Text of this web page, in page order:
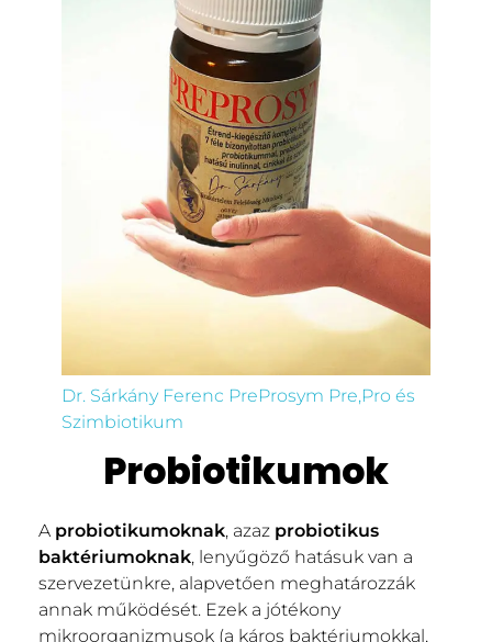
Dr. Sárkány Ferenc PreProsym Pre,Pro és
Szimbiotikum
Probiotikumok
A probiotikumoknak, azaz probiotikus
baktériumoknak, lenyűgöző hatásuk van a
szervezetünkre, alapvetően meghatározzák
annak működését. Ezek a jótékony
mikroorganizmusok (a káros baktériumokkal,